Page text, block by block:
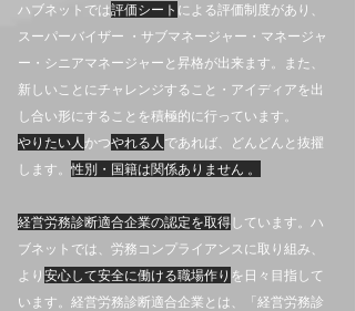
ハブネットでは評価シート による評価制度があり、
スーパーバイザー ・サブマネージャー・マネージャ
ー・シニアマネージャーと昇格が出来ます。また、
新しいことにチャレンジすること・アイディアを出
し合い形にすることを積極的に行っています。
やりたい人 かつやれる人 であれば、どんどんと抜擢
します。 性別・国籍は関係ありません 。
経営労務診断適合企業の認定を取得しています。ハ
ブネットでは、労務コンプライアンスに取り組み、
より 安心して安全に働ける職場作り を日々目指して
います。経営労務診断適合企業とは、「経営労務診